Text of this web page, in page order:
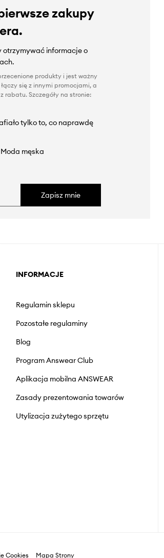
zakupy
otrzymywać informacje o
produkty i jest ważny
się z innymi promocjami, a
rabatu. Szczegóły na stronie:
tylko to, co naprawdę
Moda męska
Zapisz mnie
INFORMACJE
Regulamin sklepu
Pozostałe regulaminy
Blog
Program Answear Club
Aplikacja mobilna ANSWEAR
Zasady prezentowania towarów
Utylizacja zużytego sprzętu
Cookies Mapa Strony